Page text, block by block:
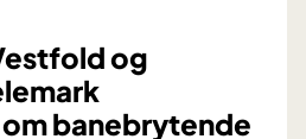
og
banebrytende